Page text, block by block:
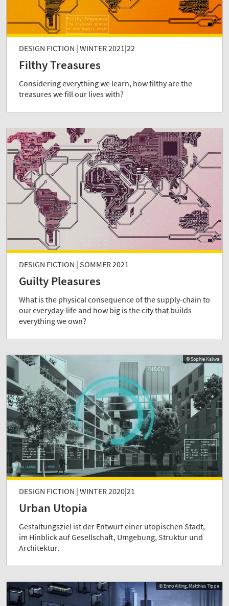
DESIGN FICTION | WINTER 2021|22
Filthy Treasures
Considering everything we learn, how filthy are the
treasures we fill our lives with?
DESIGN FICTION | SOMMER 2021
Guilty Pleasures
What is the physical consequence of the supply-chain to
our everyday-life and how big is the city that builds
everything we own?
© Sophie Kalwa
DESIGN FICTION | WINTER 2020|21
Urban Utopia
Gestaltungsziel ist der Entwurf einer utopischen Stadt,
im Hinblick auf Gesellschaft, Umgebung, Struktur und
Architektur.
© Enno Alting, Matthias Tippe